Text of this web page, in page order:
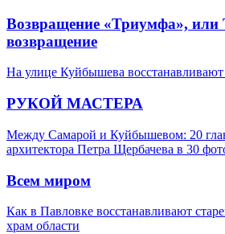
Возвращение «Триумфа», или
возвращение
На улице Куйбышева восстанавливают
РУКОЙ МАСТЕРА
Между Самарой и Куйбышевом: 20
архитектора Петра Щербачева в 30
Всем миром
Как в Павловке восстанавливают
храм области